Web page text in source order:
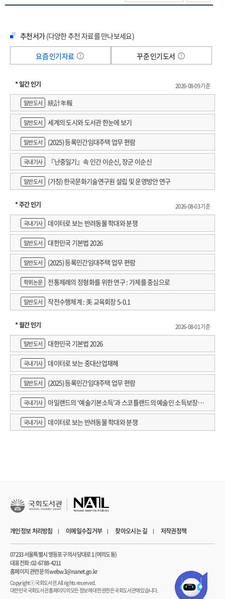
추천서가(다양한 추천 자료를 만나보세요)
요즘 인기자료
꾸준 인기도서
* 일간 인기
2026-08-09 기준
일반도서
統計年報
일반도서 세계의 도시와 도서관 한눈에 보기
일반도서 (2025) 등록민간임대주택 업무 편람
국내기사 『난중일기』속 인간 이순신, 장군 이순신
일반도서 (가칭) 한국문화기술연구원 설립 및 운영방안 연구
* 주간 인기
2026-08-03 기준
국내기사
데이터로 보는 반려동물 학대와 분쟁
일반도서 대한민국 기본법 2026
일반도서 (2025) 등록민간임대주택 업무 편람
학위논문 전통제례의 정형화를 위한 연구 : 가제를 중심으로
일반도서 작전수행체계 : 美 교육회장 5-0.1
* 월간 인기
2026-08-01 기준
일반도서
대한민국 기본법 2026
국내기사 데이터로 보는 중대산업재해
일반도서 (2025) 등록민간임대주택 업무 편람
국내기사
아일랜드의 ‘예술기본소득’과 스코틀랜드의 예술인 소득보장정
책 논의
국내기사 데이터로 보는 반려동물 학대와 분쟁
개인정보 처리방침 이메일수집거부 찾아오시는 길 저작권정책
07233 서울특별시 영등포구 의사당대로 1 (여의도동)
대표전화 : 02-6788-4211
홈페이지 관련 문의 webw3@nanet.go.kr
Copyrightⓒ 국회도서관. All rights reserved.
대한민국 국회도서관 홈페이지의 모든 정보에 대한 권한은 국회도서관에 있습니다.